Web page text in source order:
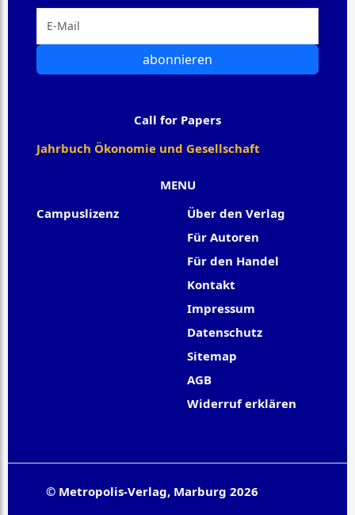
MENU
Campuslizenz
Über den Verlag
Für Autoren
Für den Handel
Kontakt
Impressum
Datenschutz
Sitemap
AGB
Widerruf erklären
abonnieren
Call for Papers
Jahrbuch Ökonomie und Gesellschaft
© Metropolis-Verlag, Marburg 2026